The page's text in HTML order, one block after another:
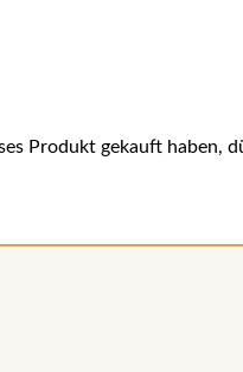
Produkt gekauft haben,